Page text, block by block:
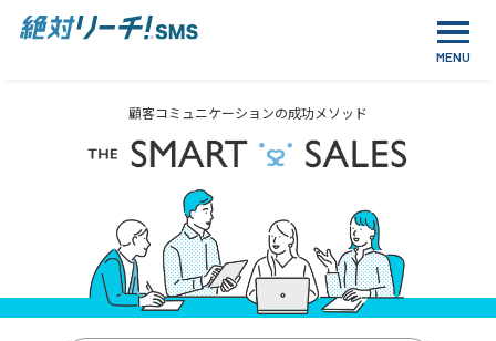
顧客コミュニケーションの成功メソッド